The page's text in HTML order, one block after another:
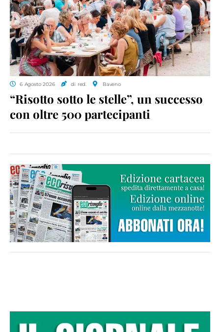
6 Agosto 2026 di red. Baveno
“Risotto sotto le stelle”, un successo
con oltre 500 partecipanti